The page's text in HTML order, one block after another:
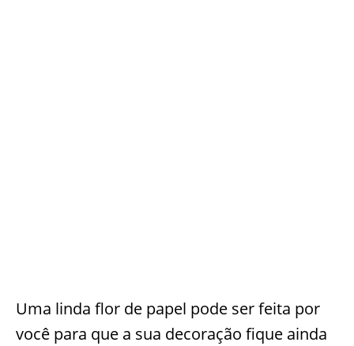
Uma linda flor de papel pode ser feita por
você para que a sua decoração fique ainda